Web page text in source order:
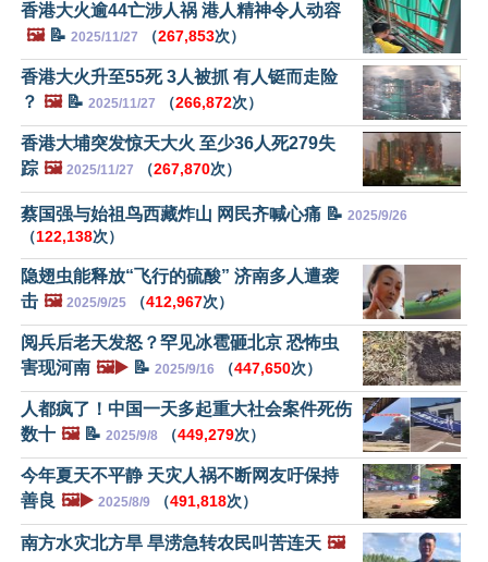
香港大火逾44亡涉人祸 港人精神令人动容
🖼️📝 2025/11/27 （267,853次）
香港大火升至55死 3人被抓 有人铤而走险
？ 🖼️📝 2025/11/27 （266,872次）
香港大埔突发惊天大火 至少36人死279失
踪 🖼️ 2025/11/27 （267,870次）
蔡国强与始祖鸟西藏炸山 网民齐喊心痛 📝 2025/9/26
（122,138次）
隐翅虫能释放“飞行的硫酸” 济南多人遭袭
击 🖼️ 2025/9/25 （412,967次）
阅兵后老天发怒？罕见冰雹砸北京 恐怖虫
害现河南 🖼️▶️ 📝 2025/9/16 （447,650次）
人都疯了！中国一天多起重大社会案件死伤
数十 🖼️📝 2025/9/8 （449,279次）
今年夏天不平静 天灾人祸不断网友吁保持
善良 🖼️▶️ 2025/8/9 （491,818次）
南方水灾北方旱 旱涝急转农民叫苦连天 🖼️